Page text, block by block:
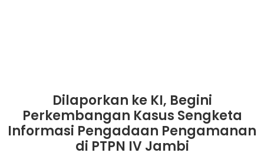
Dilaporkan ke KI, Begini
Perkembangan Kasus Sengketa
Informasi Pengadaan Pengamanan
di PTPN IV Jambi